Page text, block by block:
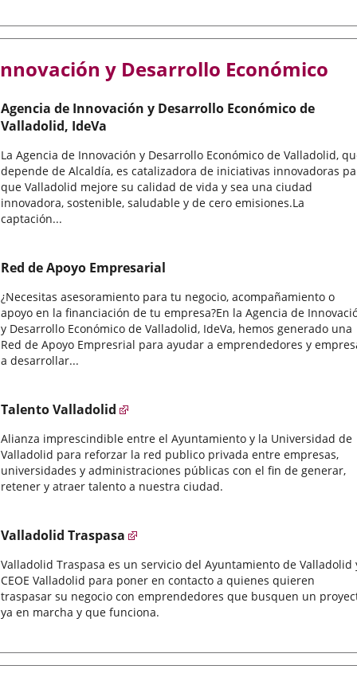
y Desarrollo Económico
Agencia de Innovación y Desarrollo Económico de
Valladolid, IdeVa
La Agencia de Innovación y Desarrollo Económico de Valladolid,
depende de Alcaldía, es catalizadora de iniciativas innovadoras
que Valladolid mejore su calidad de vida y sea una ciudad
innovadora, sostenible, saludable y de cero emisiones.La
captación...
Red de Apoyo Empresarial
¿Necesitas asesoramiento para tu negocio, acompañamiento o
apoyo en la financiación de tu empresa?En la Agencia de
y Desarrollo Económico de Valladolid, IdeVa, hemos generado una
Red de Apoyo Empresrial para ayudar a emprendedores y
a desarrollar...
Talento Valladolid
Alianza imprescindible entre el Ayuntamiento y la Universidad de
Valladolid para reforzar la red publico privada entre empresas,
universidades y administraciones públicas con el fin de generar,
retener y atraer talento a nuestra ciudad.
Valladolid Traspasa
Valladolid Traspasa es un servicio del Ayuntamiento de Valladolid
CEOE Valladolid para poner en contacto a quienes quieren
traspasar su negocio con emprendedores que busquen un
ya en marcha y que funciona.